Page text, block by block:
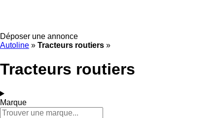
Déposer une annonce
Autoline » Tracteurs routiers »
Tracteurs routiers
Marque